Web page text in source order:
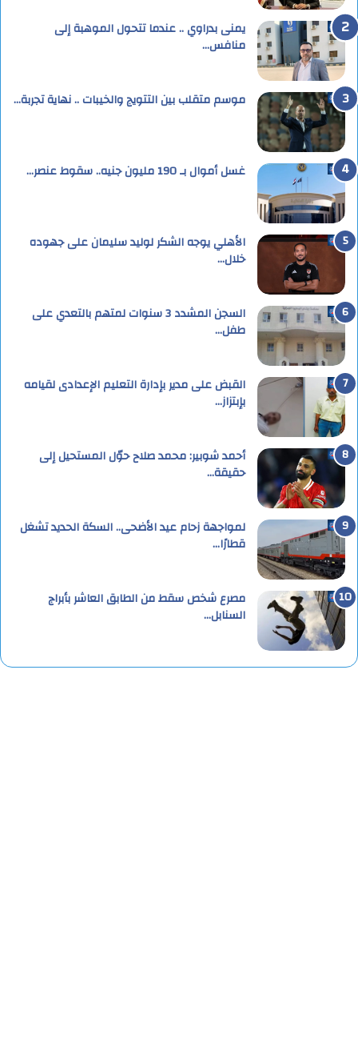
يمنى بدراوي .. عندما تتحول الموهبة إلى
منافس…
موسم متقلب بين التتويج والخيبات .. نهاية تجربة…
غسل أموال بـ 190 مليون جنيه.. سقوط عنصر…
الأهلي يوجه الشكر لوليد سليمان على جهوده
خلال…
السجن المشدد 3 سنوات لمتهم بالتعدي على
طفل…
القبض على مدير بإدارة التعليم الإعدادى لقيامه
بإبتزاز…
أحمد شوبير: محمد صلاح حوّل المستحيل إلى
حقيقة…
لمواجهة زحام عيد الأضحى.. السكة الحديد تشغل
قطارًا…
مصرع شخص سقط من الطابق العاشر بأبراج
السنابل…